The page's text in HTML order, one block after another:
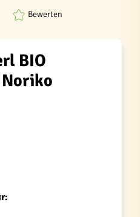
Bewerten
BIO